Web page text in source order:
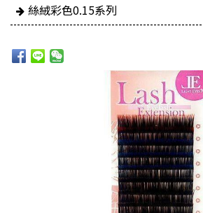
絲絨彩色0.15系列